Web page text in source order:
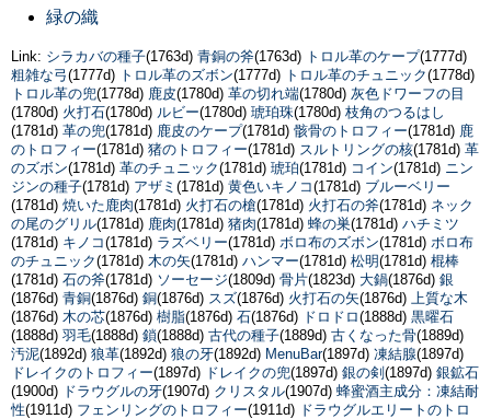
緑の織
Link: シラカバの種子(1763d) 青銅の斧(1763d) トロル革のケープ(1777d)
粗雑な弓(1777d) トロル革のズボン(1777d) トロル革のチュニック(1778d)
トロル革の兜(1778d) 鹿皮(1780d) 革の切れ端(1780d) 灰色ドワーフの目
(1780d) 火打石(1780d) ルビー(1780d) 琥珀珠(1780d) 枝角のつるはし
(1781d) 革の兜(1781d) 鹿皮のケープ(1781d) 骸骨のトロフィー(1781d) 鹿
のトロフィー(1781d) 猪のトロフィー(1781d) スルトリングの核(1781d) 革
のズボン(1781d) 革のチュニック(1781d) 琥珀(1781d) コイン(1781d) ニン
ジンの種子(1781d) アザミ (1781d) 黄色いキノコ(1781d) ブルーベリー
(1781d) 焼いた鹿肉(1781d) 火打石の槍(1781d) 火打石の斧(1781d) ネック
の尾のグリル(1781d) 鹿肉(1781d) 猪肉(1781d) 蜂の巣(1781d) ハチミツ
(1781d) キノコ(1781d) ラズベリー(1781d) ボロ布のズボン(1781d) ボロ布
のチュニック(1781d) 木の矢(1781d) ハンマー(1781d) 松明(1781d) 棍棒
(1781d) 石の斧(1781d) ソーセージ(1809d) 骨片(1823d) 大鍋(1876d) 銀
(1876d) 青銅(1876d) 銅(1876d) スズ(1876d) 火打石の矢(1876d) 上質な木
(1876d) 木の芯(1876d) 樹脂(1876d) 石(1876d) ドロドロ(1888d) 黒曜石
(1888d) 羽毛(1888d) 鎖(1888d) 古代の種子(1889d) 古くなった骨(1889d)
汚泥(1892d) 狼革(1892d) 狼の牙(1892d) MenuBar(1897d) 凍結腺(1897d)
ドレイクのトロフィー(1897d) ドレイクの兜(1897d) 銀の剣 (1897d) 銀鉱石
(1900d) ドラウグルの牙(1907d) クリスタル(1907d) 蜂蜜酒主成分：凍結耐
性(1911d) フェンリングのトロフィー(1911d) ドラウグルエリートのトロ